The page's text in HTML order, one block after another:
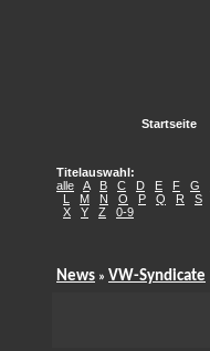
Startseite
Titelauswahl:
alle
A B C D E F G
L
M N O P Q R S
X
Y Z 0-9
News » VW-Syndicate